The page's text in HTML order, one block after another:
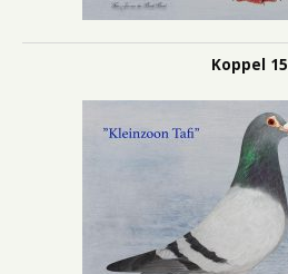
Koppel 15